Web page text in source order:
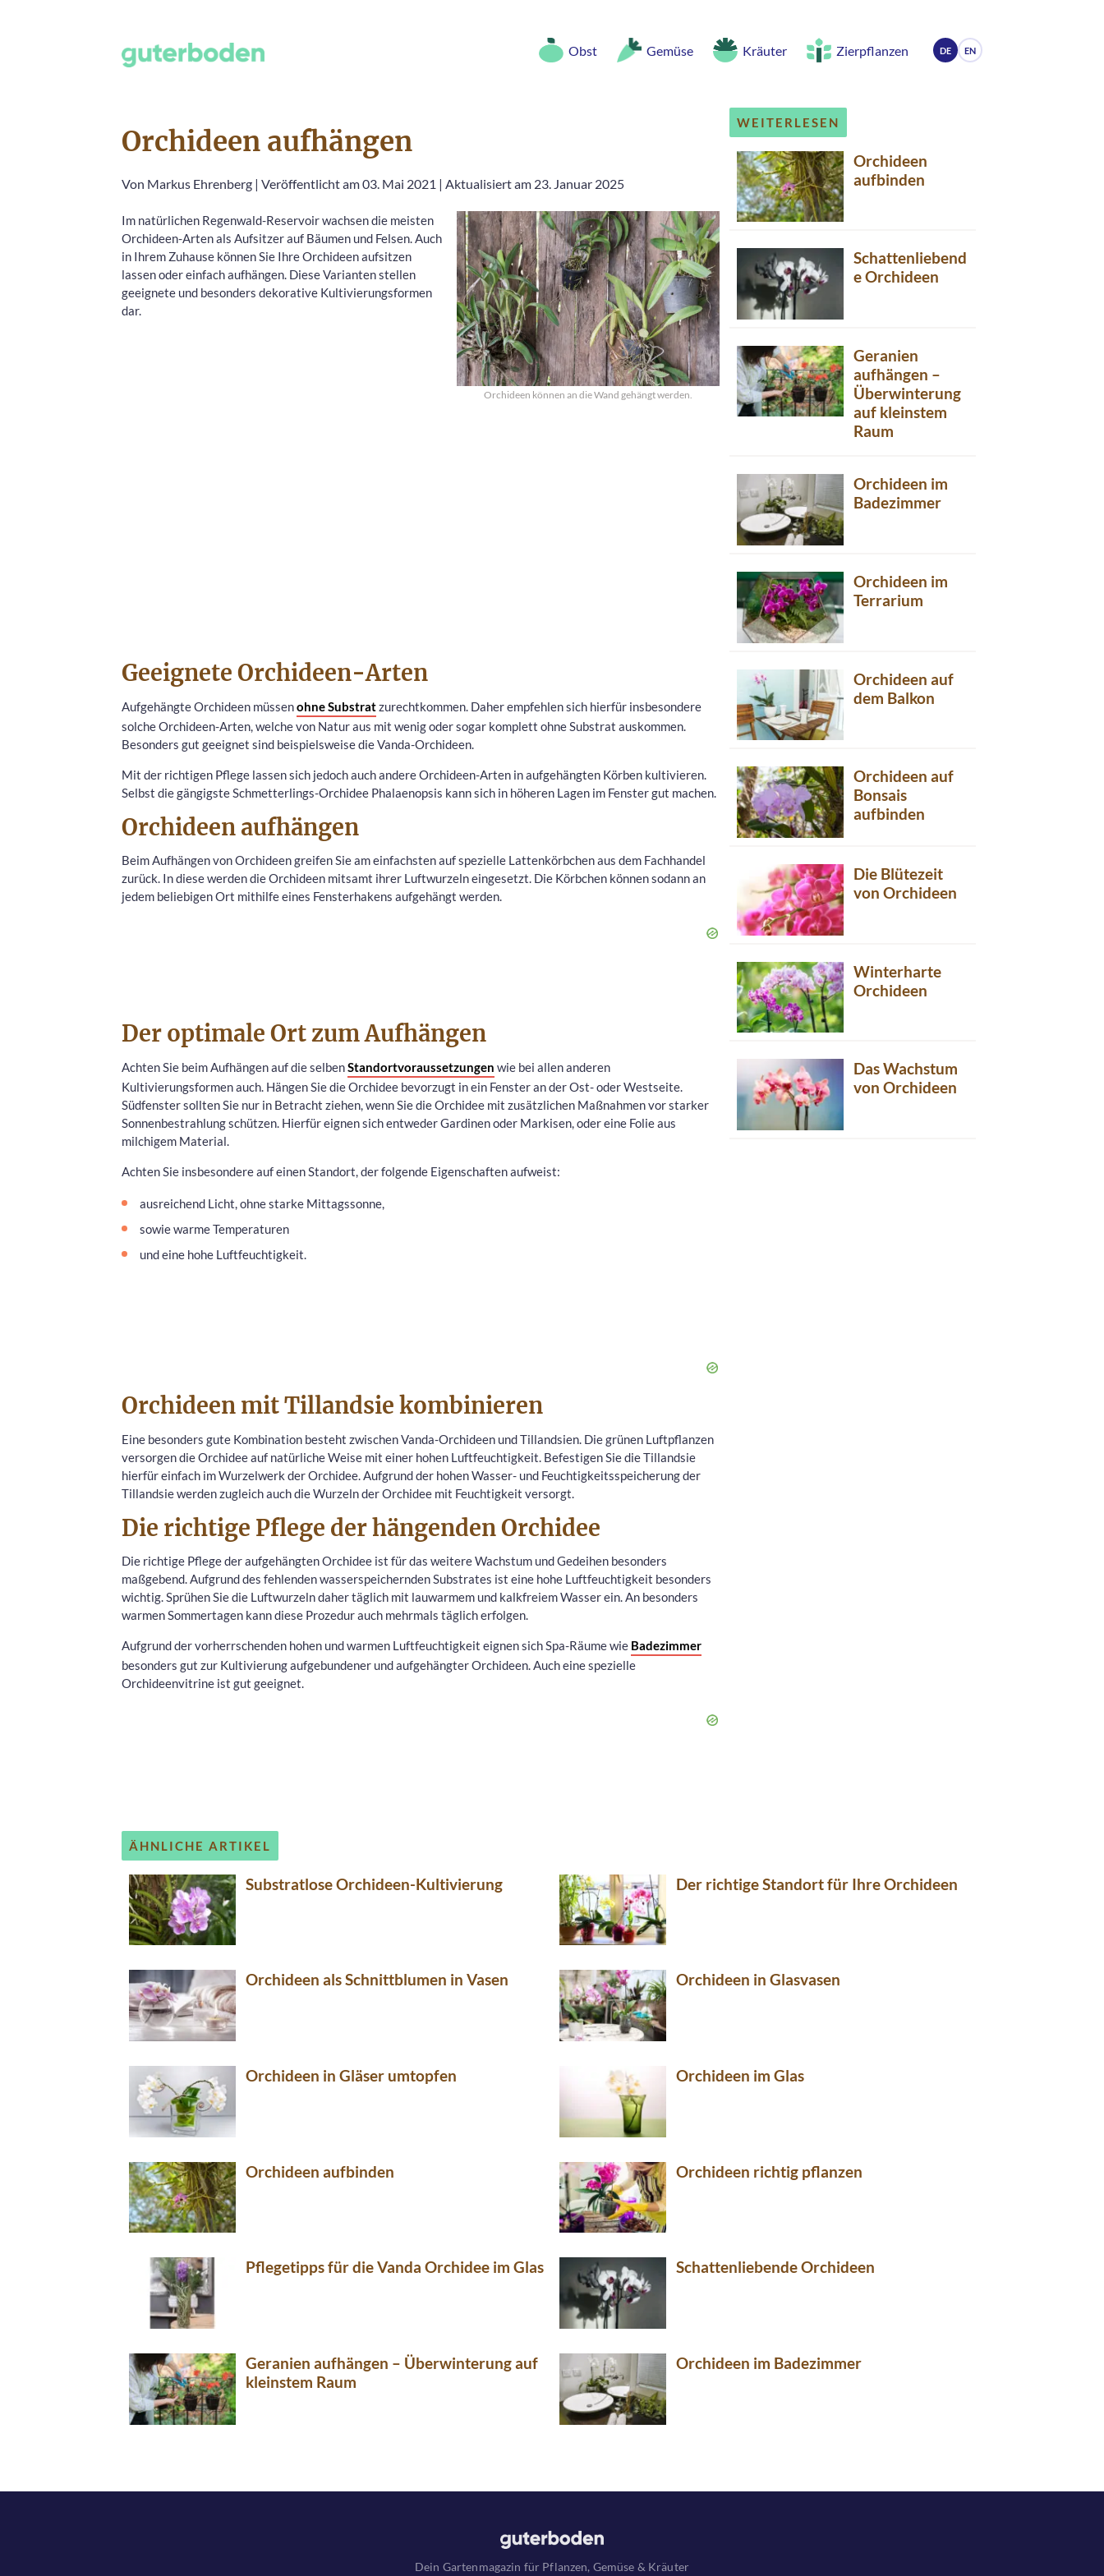
Obst Gemüse Kräuter Zierpflanzen DE EN
Orchideen aufhängen
Von Markus Ehrenberg | Veröffentlicht am 03. Mai 2021 | Aktualisiert am 23. Januar 2025
Orchideen können an die Wand gehängt werden.
Im natürlichen Regenwald-Reservoir wachsen die meisten
Orchideen-Arten als Aufsitzer auf Bäumen und Felsen. Auch
in Ihrem Zuhause können Sie Ihre Orchideen aufsitzen
lassen oder einfach aufhängen. Diese Varianten stellen
geeignete und besonders dekorative Kultivierungsformen
dar.
Geeignete Orchideen-Arten
Aufgehängte Orchideen müssenohne Substratzurechtkommen. Daher empfehlen sich hierfür insbesondere
solche Orchideen-Arten, welche von Natur aus mit wenig oder sogar komplett ohne Substrat auskommen.
Besonders gut geeignet sind beispielsweise die Vanda-Orchideen.
Mit der richtigen Pflege lassen sich jedoch auch andere Orchideen-Arten in aufgehängten Körben kultivieren.
Selbst die gängigste Schmetterlings-Orchidee Phalaenopsis kann sich in höheren Lagen im Fenster gut machen.
Orchideen aufhängen
Beim Aufhängen von Orchideen greifen Sie am einfachsten auf spezielle Lattenkörbchen aus dem Fachhandel
zurück. In diese werden die Orchideen mitsamt ihrer Luftwurzeln eingesetzt. Die Körbchen können sodann an
jedem beliebigen Ort mithilfe eines Fensterhakens aufgehängt werden.
Der optimale Ort zum Aufhängen
Achten Sie beim Aufhängen auf die selbenStandortvoraussetzungen wie bei allen anderen
Kultivierungsformen auch. Hängen Sie die Orchidee bevorzugt in ein Fenster an der Ost- oder Westseite.
Südfenster sollten Sie nur in Betracht ziehen, wenn Sie die Orchidee mit zusätzlichen Maßnahmen vor starker
Sonnenbestrahlung schützen. Hierfür eignen sich entweder Gardinen oder Markisen, oder eine Folie aus
milchigem Material.
Achten Sie insbesondere auf einen Standort, der folgende Eigenschaften aufweist:
ausreichend Licht, ohne starke Mittagssonne,
sowie warme Temperaturen
und eine hohe Luftfeuchtigkeit.
Orchideen mit Tillandsie kombinieren
Eine besonders gute Kombination besteht zwischen Vanda-Orchideen und Tillandsien. Die grünen Luftpflanzen
versorgen die Orchidee auf natürliche Weise mit einer hohen Luftfeuchtigkeit. Befestigen Sie die Tillandsie
hierfür einfach im Wurzelwerk der Orchidee. Aufgrund der hohen Wasser- und Feuchtigkeitsspeicherung der
Tillandsie werden zugleich auch die Wurzeln der Orchidee mit Feuchtigkeit versorgt.
Die richtige Pflege der hängenden Orchidee
Die richtige Pflege der aufgehängten Orchidee ist für das weitere Wachstum und Gedeihen besonders
maßgebend. Aufgrund des fehlenden wasserspeichernden Substrates ist eine hohe Luftfeuchtigkeit besonders
wichtig. Sprühen Sie die Luftwurzeln daher täglich mit lauwarmem und kalkfreiem Wasser ein. An besonders
warmen Sommertagen kann diese Prozedur auch mehrmals täglich erfolgen.
Aufgrund der vorherrschenden hohen und warmen Luftfeuchtigkeit eignen sich Spa-Räume wie Badezimmer
besonders gut zur Kultivierung aufgebundener und aufgehängter Orchideen. Auch eine spezielle
Orchideenvitrine ist gut geeignet.
WEITERLESEN
Orchideen
aufbinden
Schattenliebend
e Orchideen
Geranien
aufhängen –
Überwinterung
auf kleinstem
Raum
Orchideen im
Badezimmer
Orchideen im
Terrarium
Orchideen auf
dem Balkon
Orchideen auf
Bonsais
aufbinden
Die Blütezeit
von Orchideen
Winterharte
Orchideen
Das Wachstum
von Orchideen
ÄHNLICHE ARTIKEL
Substratlose Orchideen-Kultivierung Der richtige Standort für Ihre Orchideen
Orchideen als Schnittblumen in Vasen Orchideen in Glasvasen
Orchideen in Gläser umtopfen Orchideen im Glas
Orchideen aufbinden Orchideen richtig pflanzen
Pflegetipps für die Vanda Orchidee im Glas Schattenliebende Orchideen
Geranien aufhängen – Überwinterung auf
kleinstem Raum
Orchideen im Badezimmer
Dein Gartenmagazin für Pflanzen, Gemüse & Kräuter